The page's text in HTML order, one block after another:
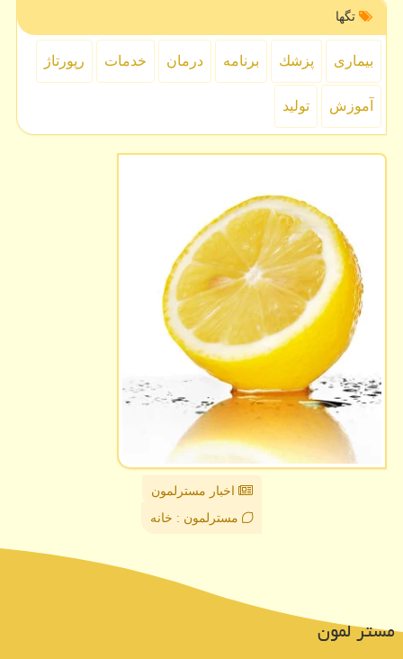
تگها
بیماری پزشك برنامه درمان خدمات رپورتاژ
آموزش تولید
اخبار مسترلمون
مسترلمون : خانه
مستر لمون